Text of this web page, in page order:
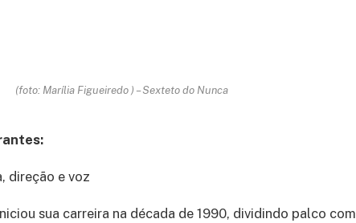
(foto: Marília Figueiredo ) – Sexteto do Nunca
direção e voz
sua carreira na década de 1990, dividindo palco com